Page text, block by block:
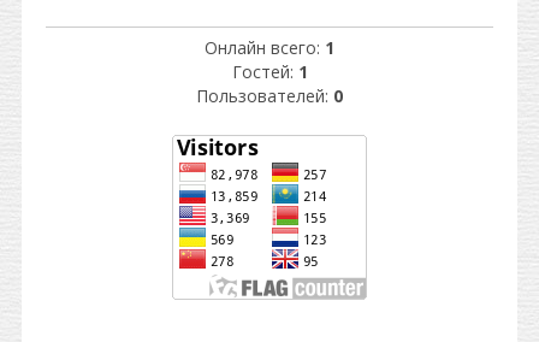
Онлайн всего: 1
Гостей: 1
Пользователей: 0